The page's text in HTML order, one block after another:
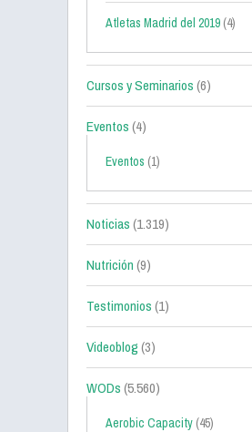
Atletas Madrid del 2019 (4)
Cursos y Seminarios(6)
Eventos(4)
Eventos (1)
Noticias(1.319)
Nutrición(9)
Testimonios(1)
Videoblog(3)
WODs(5.560)
Aerobic Capacity (45)